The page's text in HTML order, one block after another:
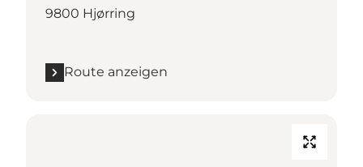
9800 Hjørring
Route anzeigen